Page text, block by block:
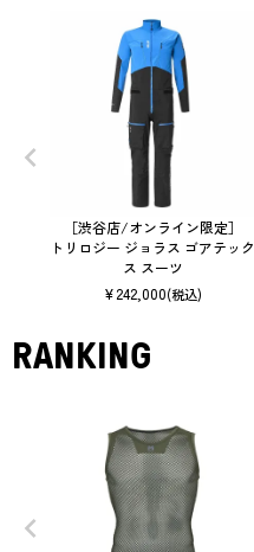
［渋谷店/オンライン限定］
トリロジー ジョラス ゴアテック
ス スーツ
¥242,000(税込)
RANKING